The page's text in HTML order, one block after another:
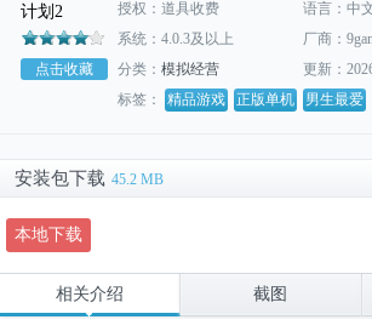
点击收藏
授权：道具收费
语言：中
系统：4.0.3及以上
厂商：
分类： 模拟经营
更新：
标签：
精品游戏 正版单机 男生最爱
安装包下载 45.2 MB
本地下载
相关介绍 截图